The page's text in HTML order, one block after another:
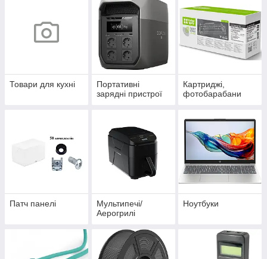
Товари для кухні
Портативні
зарядні пристрої
Картриджі,
фотобарабани
Патч панелі
Мультипечі/
Аерогрилі
Ноутбуки